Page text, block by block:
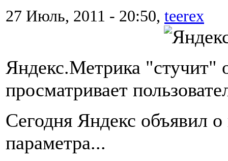
27 Июль, 2011 - 20:50, teerex
Яндекс.Метрика "стучит"
просматривает
Сегодня Яндекс объявил
параметра...